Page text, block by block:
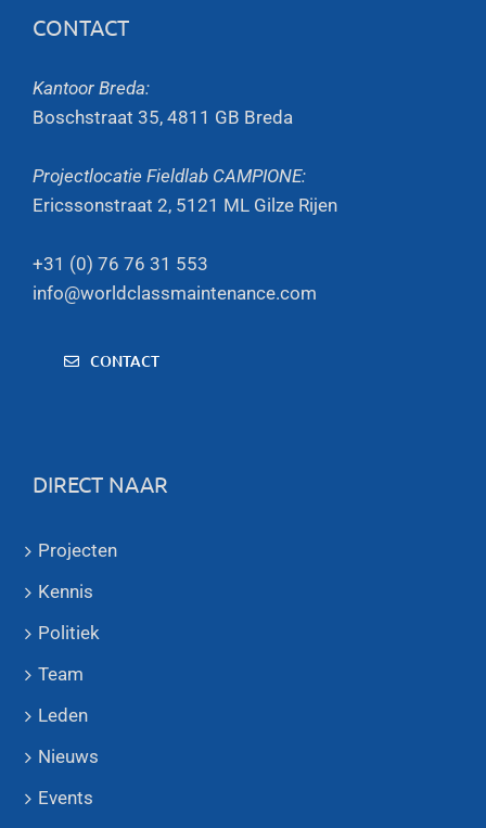
CONTACT
Kantoor Breda:
Boschstraat 35, 4811 GB Breda
Projectlocatie Fieldlab CAMPIONE:
Ericssonstraat 2, 5121 ML Gilze Rijen
+31 (0) 76 76 31 553
info@worldclassmaintenance.com
CONTACT
DIRECT NAAR
Projecten
Kennis
Politiek
Team
Leden
Nieuws
Events